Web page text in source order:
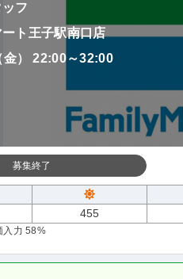
フ
ト王子駅南口店
金） 22:00～32:00
募集終了
455
入力 58%